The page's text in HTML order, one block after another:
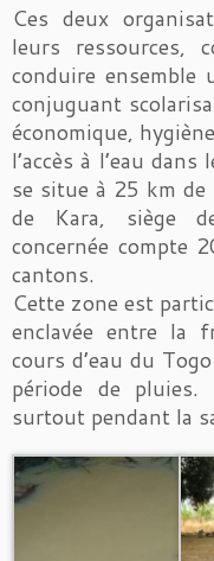
Ces deux
leurs ressources,
conduire
conjuguant
économique,
l’accès à l’eau
se situe à 25 km
de Kara, siège
concernée compte
cantons.
Cette zone est
enclavée entre la
cours d’eau du
période de
surtout pendant la